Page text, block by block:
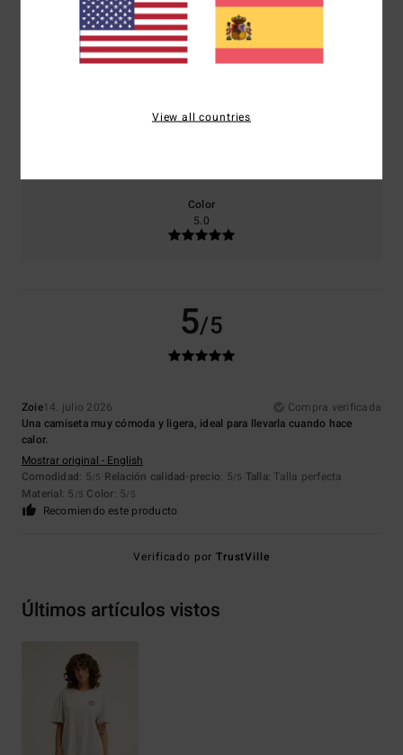
Comodidad
5.0
Relación calidad-precio
5.0
Color
5.0
5/5
Zoie14. julio 2026
Compra verificada
Una camiseta muy cómoda y ligera, ideal para llevarla cuando hace
calor.
Mostrar original - English
Comodidad: 5/5 Relación calidad-precio: 5/5 Talla: Talla perfecta
Material: 5 /5 Color: 5/5
Recomiendo este producto
Verificado porTrustVille
Últimos artículos vistos
View all countries